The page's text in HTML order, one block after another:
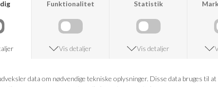
ANDRE KØBTE OGSÅ